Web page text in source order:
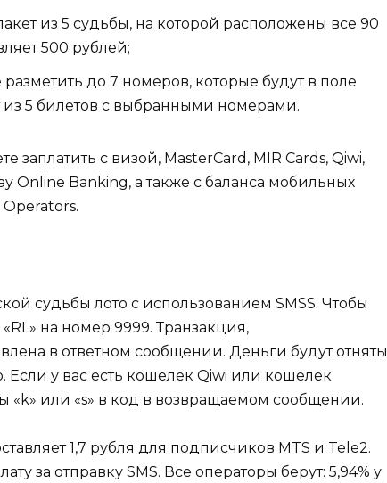
из 5 судьбы, на которой расположены все 90
500 рублей;
до 7 номеров, которые будут в поле
из 5 билетов с выбранными номерами.
заплатить с визой, MasterCard, MIR Cards, Qiwi,
Online Banking, а также с баланса мобильных
судьбы лото с использованием SMSS. Чтобы
на номер 9999. Транзакция,
​​в ответном сообщении. Деньги будут отняты
Если у вас есть кошелек Qiwi или кошелек
«k» или «s» в код в возвращаемом сообщении.
1,7 рубля для подписчиков MTS и Tele2.
за отправку SMS. Все операторы берут: 5,94% у